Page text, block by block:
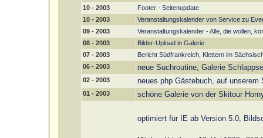
10 - 2003
Footer - Seitenupdate
10 - 2003
Veranstaltungskalender von Service zu
09 - 2003
Veranstaltungskalender - Alle, die wollen,
08 - 2003
Bilder-Upload in Galerie
07 - 2003
Bericht Südfrankreich, Klettern im
06 - 2003
neue Suchroutine, Galerie
02 - 2003 neues php Gästebuch, auf
01 - 2003 schöne Galerie von der Skitour
optimiert für IE ab Version 5.0,